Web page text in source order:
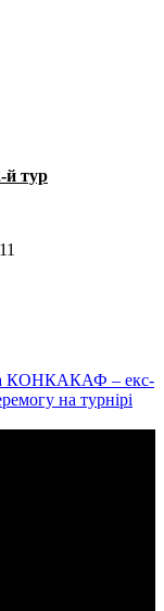
тур
КОНКАКАФ – екс-
на турнірі